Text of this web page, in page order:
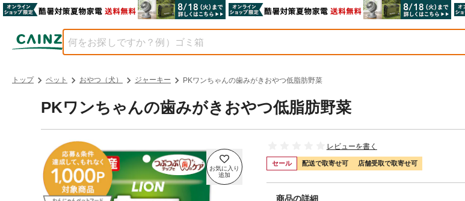
トップ ペット おやつ（犬） ジャーキー PKワンちゃんの歯みがきおやつ低脂肪野菜
PKワンちゃんの歯みがきおやつ低脂肪野菜
レビューを書く
セール 配送で取寄せ可 店舗受取で取寄せ可
商品の詳細